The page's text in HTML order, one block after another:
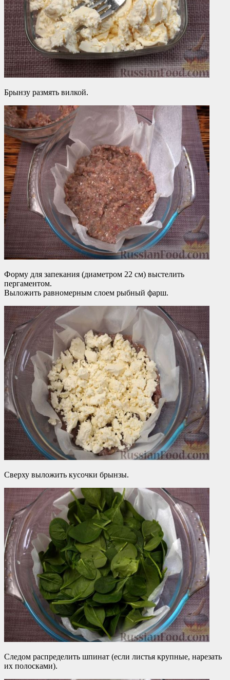
Брынзу размять вилкой.
Форму для запекания (диаметром 22 см) выстелить
пергаментом.
Выложить равномерным слоем рыбный фарш.
Сверху выложить кусочки брынзы.
Следом распределить шпинат (если листья крупные, нарезать
их полосками).